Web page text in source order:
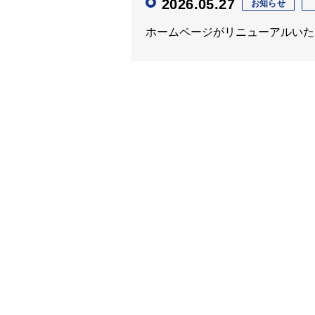
2026.05.27 お知らせ
ホームページがリニューアルいた